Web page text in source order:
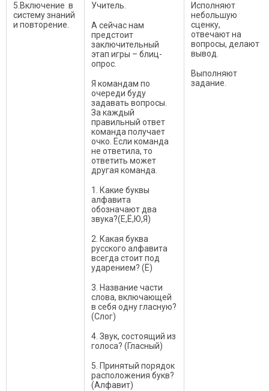
5.Включение в
систему знаний
и повторение.
Учитель.
А сейчас нам
предстоит
заключительный
этап игры – блиц-
опрос.
Я командам по
очереди буду
задавать вопросы.
За каждый
правильный ответ
команда получает
очко. Если команда
не ответила, то
ответить может
другая команда.
1. Какие буквы
алфавита
обозначают два
звука?(Е,Ё,Ю,Я)
2. Какая буква
русского алфавита
всегда стоит под
ударением? (Ё)
3. Название части
слова, включающей
в себя одну гласную?
(Слог)
4. Звук, состоящий из
голоса? (Гласный)
5. Принятый порядок
расположения букв?
(Алфавит)
Исполняют
небольшую
сценку,
отвечают на
вопросы, делают
вывод.
Выполняют
задание.